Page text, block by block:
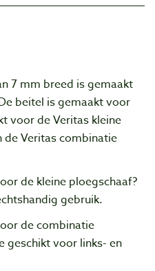
7 mm breed is gemaakt
beitel is gemaakt voor
voor de Veritas kleine
de Veritas combinatie
de kleine ploegschaaf?
gebruik.
de combinatie
geschikt voor links- en